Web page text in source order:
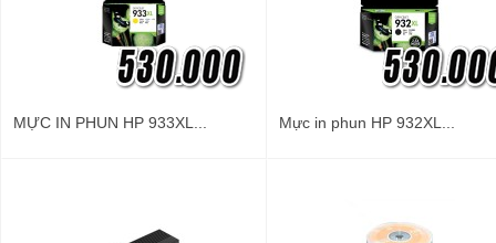
MỰC IN PHUN HP 933XL... Mực in phun HP 932XL...